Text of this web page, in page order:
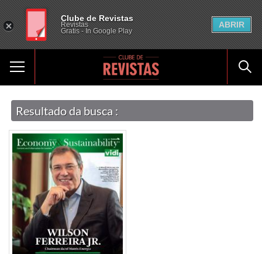
Resultado da busca :
Clube de Revistas
Revistas
Gratis - In Google Play
ABRIR